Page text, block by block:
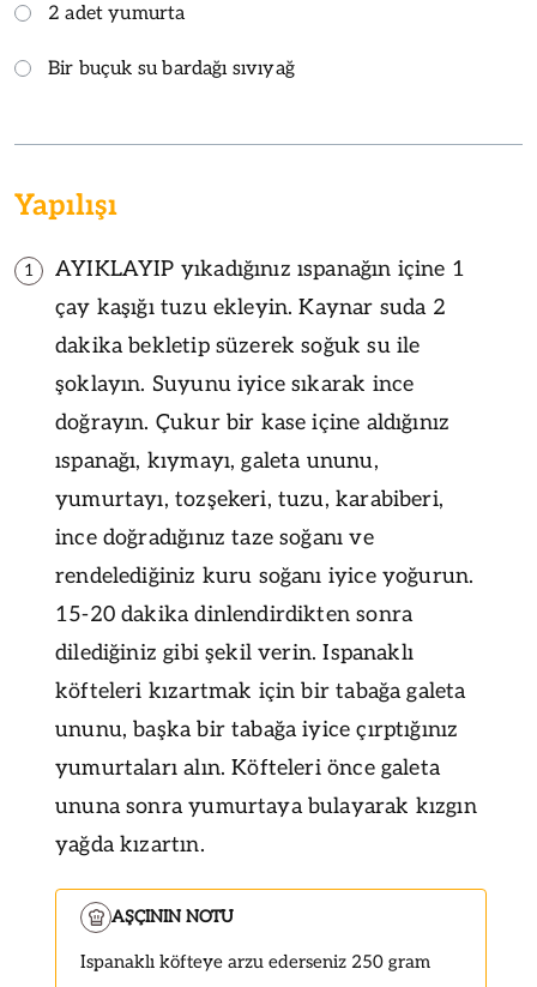
2 adet yumurta
Bir buçuk su bardağı sıvıyağ
Yapılışı
1
AYIKLAYIP yıkadığınız ıspanağın içine 1
çay kaşığı tuzu ekleyin. Kaynar suda 2
dakika bekletip süzerek soğuk su ile
şoklayın. Suyunu iyice sıkarak ince
doğrayın. Çukur bir kase içine aldığınız
ıspanağı, kıymayı, galeta ununu,
yumurtayı, tozşekeri, tuzu, karabiberi,
ince doğradığınız taze soğanı ve
rendelediğiniz kuru soğanı iyice yoğurun.
15-20 dakika dinlendirdikten sonra
dilediğiniz gibi şekil verin. Ispanaklı
köfteleri kızartmak için bir tabağa galeta
ununu, başka bir tabağa iyice çırptığınız
yumurtaları alın. Köfteleri önce galeta
ununa sonra yumurtaya bulayarak kızgın
yağda kızartın.
AŞÇININ NOTU
Ispanaklı köfteye arzu ederseniz 250 gram